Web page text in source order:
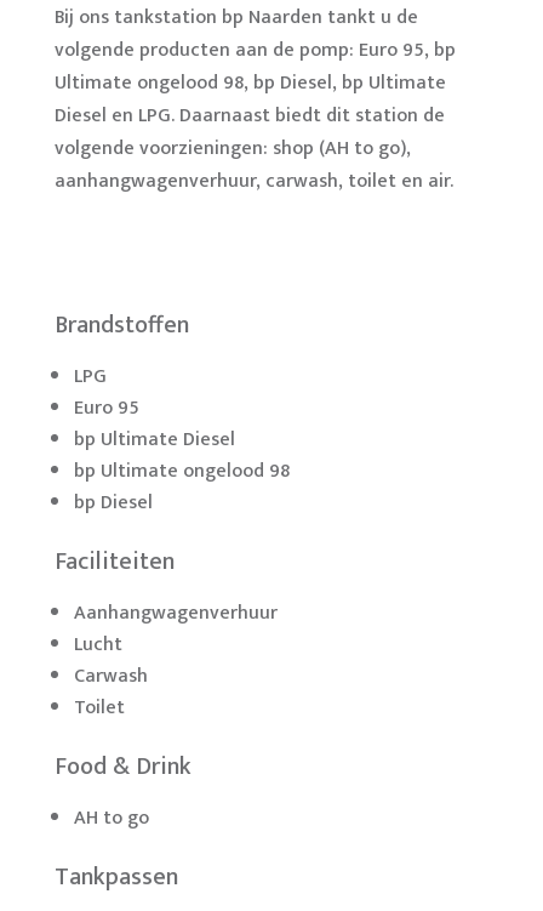
Bij ons tankstation bp Naarden tankt u de
volgende producten aan de pomp: Euro 95, bp
Ultimate ongelood 98, bp Diesel, bp Ultimate
Diesel en LPG. Daarnaast biedt dit station de
volgende voorzieningen: shop (AH to go),
aanhangwagenverhuur, carwash, toilet en air.
Brandstoffen
LPG
Euro 95
bp Ultimate Diesel
bp Ultimate ongelood 98
bp Diesel
Faciliteiten
Aanhangwagenverhuur
Lucht
Carwash
Toilet
Food & Drink
AH to go
Tankpassen